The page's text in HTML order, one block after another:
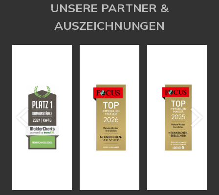
UNSERE PARTNER &
AUSZEICHNUNGEN